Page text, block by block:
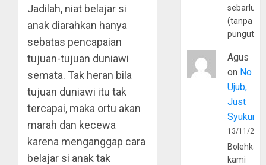
Jadilah, niat belajar si
anak diarahkan hanya
sebatas pencapaian
tujuan-tujuan duniawi
semata. Tak heran bila
tujuan duniawi itu tak
tercapai, maka ortu akan
marah dan kecewa
karena menganggap cara
belajar si anak tak
(tanpa
Agus
on No
Ujub,
Just
Syukur
13/11/
Bolehkah
kami